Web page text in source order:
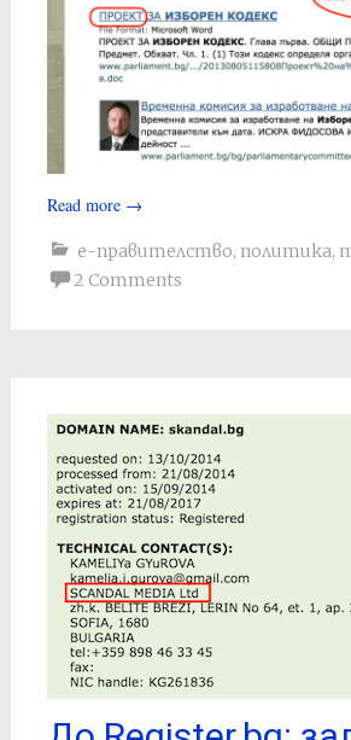
Read more →
е-правителство, политика,
2 Comments